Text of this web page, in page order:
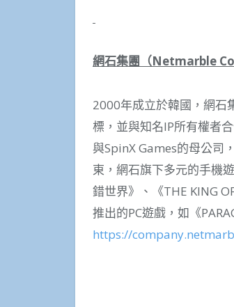
網石集團（Netmarble
2000年成立於韓國，網石
標，並與知名IP所有權者
與SpinX Games的母公司
東，網石旗下多元的手機
錯世界》、《THE KING
推出的PC遊戲，如《
https://